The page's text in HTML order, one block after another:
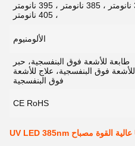
365 نانومتر ، 385 نانومتر ، 395 نانومتر
، 405 نانومتر
الألومنيوم
طابعة للأشعة فوق البنفسجية، حبر
للأشعة فوق البنفسجية، علاج للأشعة
فوق البنفسجية
CE RoHS